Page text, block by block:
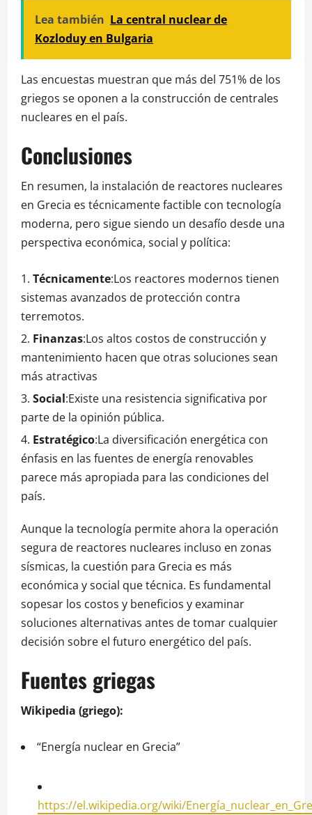
Lea también La central nuclear de
Kozloduy en Bulgaria
Las encuestas muestran que más del 751% de los
griegos se oponen a la construcción de centrales
nucleares en el país.
Conclusiones
En resumen, la instalación de reactores nucleares
en Grecia es técnicamente factible con tecnología
moderna, pero sigue siendo un desafío desde una
perspectiva económica, social y política:
Técnicamente:Los reactores modernos tienen
sistemas avanzados de protección contra
terremotos.
Finanzas:Los altos costos de construcción y
mantenimiento hacen que otras soluciones sean
más atractivas
Social:Existe una resistencia significativa por
parte de la opinión pública.
Estratégico:La diversificación energética con
énfasis en las fuentes de energía renovables
parece más apropiada para las condiciones del
país.
Aunque la tecnología permite ahora la operación
segura de reactores nucleares incluso en zonas
sísmicas, la cuestión para Grecia es más
económica y social que técnica. Es fundamental
sopesar los costos y beneficios y examinar
soluciones alternativas antes de tomar cualquier
decisión sobre el futuro energético del país.
Fuentes griegas
Wikipedia (griego):
“Energía nuclear en Grecia”
https://el.wikipedia.org/wiki/